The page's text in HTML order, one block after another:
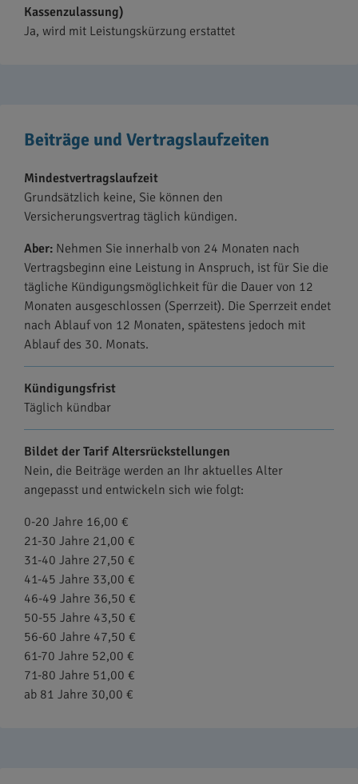
Kassenzulassung)
Ja, wird mit Leistungskürzung erstattet
Beiträge und Vertragslaufzeiten
Mindestvertragslaufzeit
Grundsätzlich keine, Sie können den
Versicherungsvertrag täglich kündigen.
Aber: Nehmen Sie innerhalb von 24 Monaten nach
Vertragsbeginn eine Leistung in Anspruch, ist für Sie die
tägliche Kündigungsmöglichkeit für die Dauer von 12
Monaten ausgeschlossen (Sperrzeit). Die Sperrzeit endet
nach Ablauf von 12 Monaten, spätestens jedoch mit
Ablauf des 30. Monats.
Kündigungsfrist
Täglich kündbar
Bildet der Tarif Altersrückstellungen
Nein, die Beiträge werden an Ihr aktuelles Alter
angepasst und entwickeln sich wie folgt:
0-20 Jahre 16,00 €
21-30 Jahre 21,00 €
31-40 Jahre 27,50 €
41-45 Jahre 33,00 €
46-49 Jahre 36,50 €
50-55 Jahre 43,50 €
56-60 Jahre 47,50 €
61-70 Jahre 52,00 €
71-80 Jahre 51,00 €
ab 81 Jahre 30,00 €